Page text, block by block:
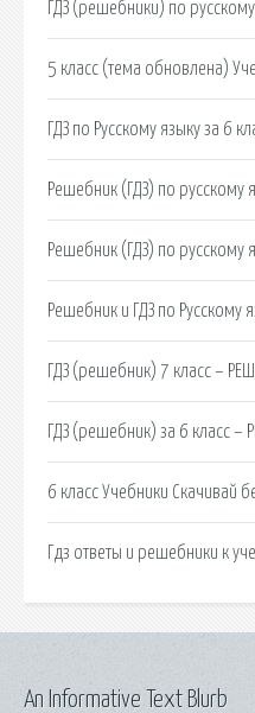
ГДЗ (решебники) по
5 класс (тема обновлена)
ГДЗ по Русскому языку за 6
Решебник (ГДЗ) по русскому
Решебник (ГДЗ) по русскому
Решебник и ГДЗ по Русскому
ГДЗ (решебник) 7 класс –
ГДЗ (решебник) за 6 класс –
6 класс Учебники Cкачивай
Гдз ответы и решебники к
An Informative Text Blurb